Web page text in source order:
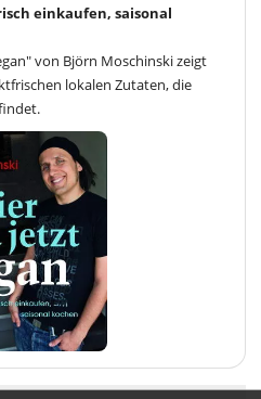
einkaufen, saisonal
von Björn Moschinski zeigt
lokalen Zutaten, die